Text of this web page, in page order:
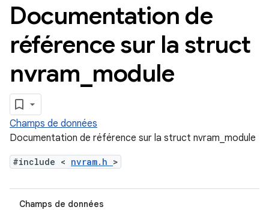
Documentation de
référence sur la struct
nvram module
Champs de données
Documentation de référence sur la struct nvram_module
#include < nvram.h >
Champs de données